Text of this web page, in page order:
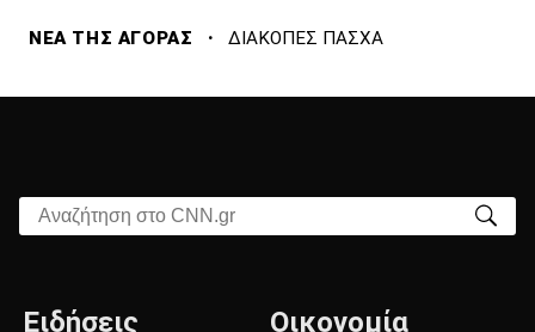
ΝΕΑ ΤΗΣ ΑΓΟΡΑΣ · ΔΙΑΚΟΠΕΣ ΠΑΣΧΑ
Αναζήτηση στο CNN.gr
Ειδήσεις Οικονομία